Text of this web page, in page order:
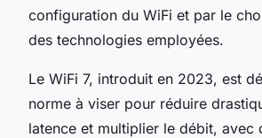
configuration du WiFi et par le
des technologies employées.
Le WiFi 7, introduit en 2023, est
norme à viser pour réduire
latence et multiplier le débit, avec